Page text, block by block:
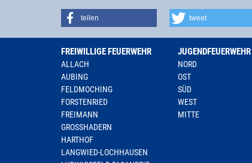
teilen tweet
FREIWILLIGE FEUERWEHR
ALLACH
AUBING
FELDMOCHING
FORSTENRIED
FREIMANN
GROSSHADERN
HARTHOF
LANGWIED-LOCHHAUSEN
JUGENDFEUERWEHR
NORD
OST
SÜD
WEST
MITTE